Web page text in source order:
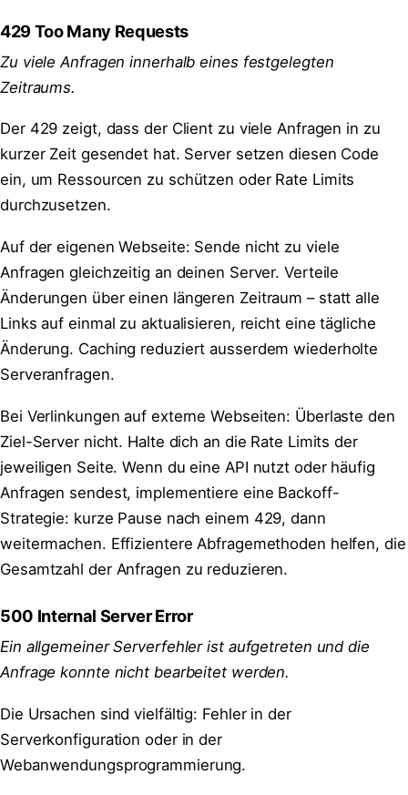
429 Too Many Requests
Zu viele Anfragen innerhalb eines festgelegten
Zeitraums.
Der 429 zeigt, dass der Client zu viele Anfragen in zu
kurzer Zeit gesendet hat. Server setzen diesen Code
ein, um Ressourcen zu schützen oder Rate Limits
durchzusetzen.
Auf der eigenen Webseite: Sende nicht zu viele
Anfragen gleichzeitig an deinen Server. Verteile
Änderungen über einen längeren Zeitraum – statt alle
Links auf einmal zu aktualisieren, reicht eine tägliche
Änderung. Caching reduziert ausserdem wiederholte
Serveranfragen.
Bei Verlinkungen auf externe Webseiten: Überlaste den
Ziel-Server nicht. Halte dich an die Rate Limits der
jeweiligen Seite. Wenn du eine API nutzt oder häufig
Anfragen sendest, implementiere eine Backoff-
Strategie: kurze Pause nach einem 429, dann
weitermachen. Effizientere Abfragemethoden helfen, die
Gesamtzahl der Anfragen zu reduzieren.
500 Internal Server Error
Ein allgemeiner Serverfehler ist aufgetreten und die
Anfrage konnte nicht bearbeitet werden.
Die Ursachen sind vielfältig: Fehler in der
Serverkonfiguration oder in der
Webanwendungsprogrammierung.